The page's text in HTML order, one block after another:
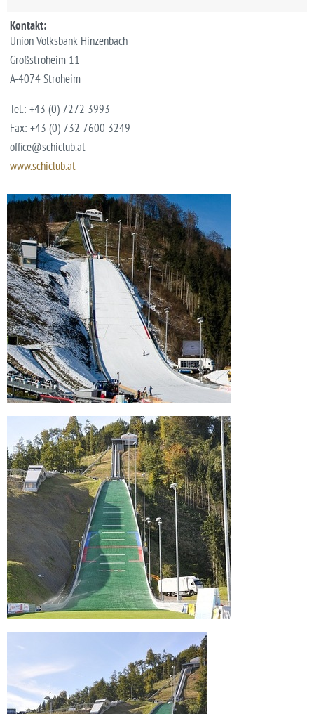
Kontakt:
Union Volksbank Hinzenbach
Großstroheim 11
A-4074 Stroheim
Tel.: +43 (0) 7272 3993
Fax: +43 (0) 732 7600 3249
office@schiclub.at
www.schiclub.at